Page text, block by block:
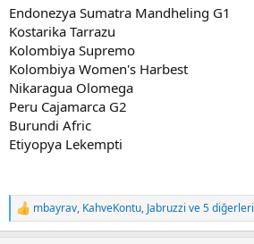
Endonezya Sumatra Mandheling G1
Kostarika Tarrazu
Kolombiya Supremo
Kolombiya Women's Harbest
Nikaragua Olomega
Peru Cajamarca G2
Burundi Afric
Etiyopya Lekempti
T
e
mbayrav, KahveKontu, Jabruzzi ve 5 diğerleri